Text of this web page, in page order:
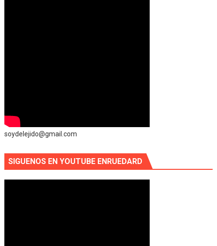
soydelejido@gmail.com
SIGUENOS EN YOUTUBE ENRUEDARD